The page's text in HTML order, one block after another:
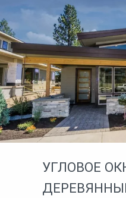
УГЛОВОЕ